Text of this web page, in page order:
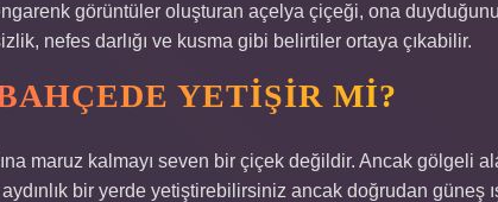
görüntüler oluşturan açelya çiçeği, ona
nefes darlığı ve kusma gibi belirtiler ortaya çıkabilir.
YETIŞIR MI?
maruz kalmayı seven bir çiçek değildir. Ancak gölgeli
bir yerde yetiştirebilirsiniz ancak doğrudan güneş